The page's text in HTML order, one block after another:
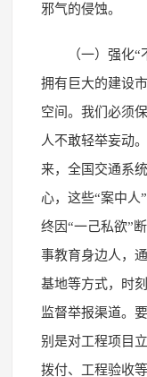
邪气的侵蚀。
（一）强化
拥有巨大的建设
空间。我们必须
人不敢轻举妄动
来，全国交通系
心，这些“案中人
终因“一己私欲”
事教育身边人，
基地等方式，时
监督举报渠道。
别是对工程项目
拨付、工程验收